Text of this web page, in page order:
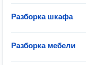
Разборка шкафа
Разборка мебели